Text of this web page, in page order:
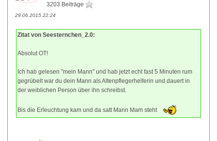
3203 Beiträge
29.06.2015 22:24
Zitat von Seesternchen_2.0:
Absolut OT!
Ich hab gelesen "mein Mann" und hab jetzt echt fast 5 Minuten rum
gegrübelt war du dein Mann als Altenpflegerhelferin und dauert in
der weiblichen Person über ihn schreibst.
Bis die Erleuchtung kam und da satt Mann Mam steht